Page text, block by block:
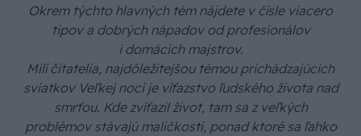
Okrem týchto hlavných tém nájdete v čísle viacero
tipov a dobrých nápadov od profesionálov
i domácich majstrov.
Milí čitatelia, najdôležitejšou témou prichádzajúcich
sviatkov Veľkej noci je víťazstvo ľudského života nad
smrťou. Kde zvíťazil život, tam sa z veľkých
problémov stávajú maličkosti, ponad ktoré sa ľahko